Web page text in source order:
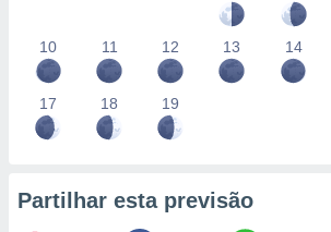
10 11 12 13 14
17 18 19
Partilhar esta previsão